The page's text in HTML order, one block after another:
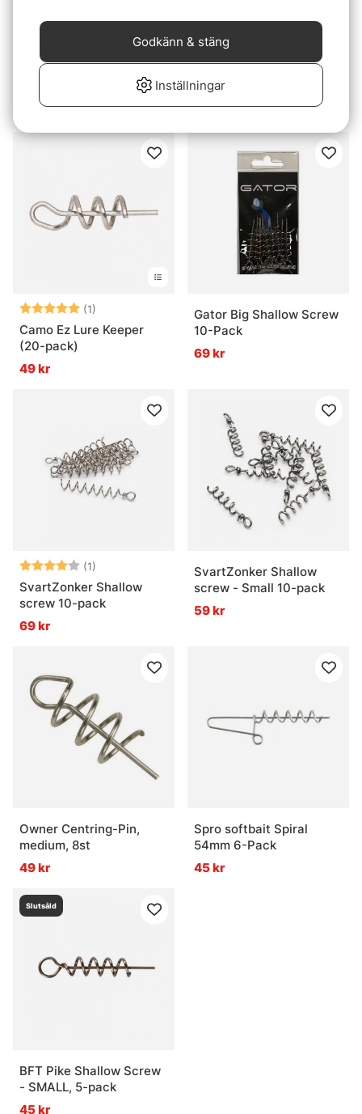
Darts Jiggskruv /
49 kr
Konger Soft Lure Screw
(5-pack)
31 kr
Betyg: (1)
5.0 utav 5 stjärnor
Camo Ez Lure Keeper
(20-pack)
49 kr
Gator Big Shallow Screw
10-Pack
69 kr
Betyg: (1)
4.0 utav 5 stjärnor
SvartZonker Shallow
screw 10-pack
69 kr
SvartZonker Shallow
screw - Small 10-pack
59 kr
Owner Centring-Pin,
medium, 8st
49 kr
Spro softbait Spiral
54mm 6-Pack
45 kr
Slutsåld
BFT Pike Shallow Screw
- SMALL, 5-pack
45 kr
Inställningar
Godkänn & stäng